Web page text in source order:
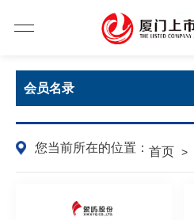
会员名录
您当前所在的位置： 首页 >